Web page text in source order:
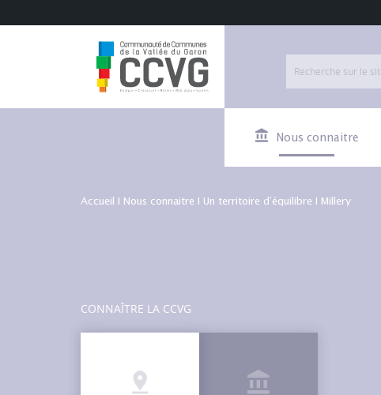
Nous connaitre
Accueil Nous connaitre Un territoire d’équilibre Millery
CONNAÎTRE LA CCVG